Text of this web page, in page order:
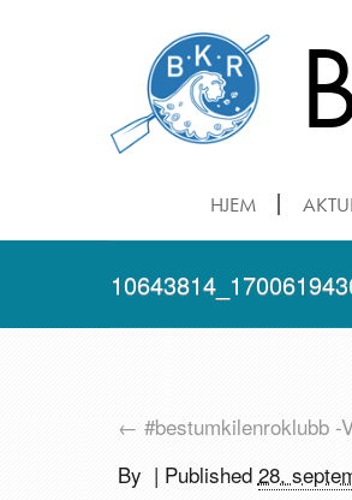
HJEM
← #bestumkilenroklubb
By | Published 28.